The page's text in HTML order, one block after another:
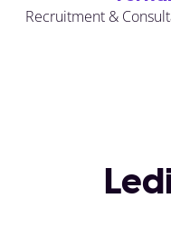
Recruitment &